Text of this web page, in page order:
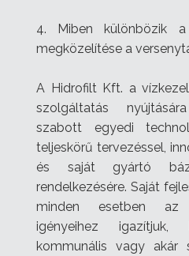
4. Miben különbözik a
megközelítése a
A Hidrofilt Kft. a
szolgáltatás
szabott egyedi
teljeskörű tervezéssel,
és saját gyártó
rendelkezésére. Saját
minden esetben az
igényeihez
kommunális vagy akár